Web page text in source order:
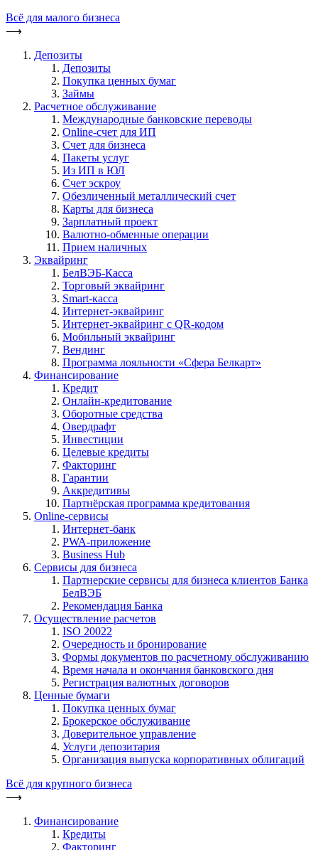
Всё для малого бизнеса
⟶
Депозиты
Депозиты
Покупка ценных бумаг
Займы
Расчетное обслуживание
Международные банковские переводы
Online-счет для ИП
Счет для бизнеса
Пакеты услуг
Из ИП в ЮЛ
Счет эскроу
Обезличенный металлический счет
Карты для бизнеса
Зарплатный проект
Валютно-обменные операции
Прием наличных
Эквайринг
БелВЭБ-Касса
Торговый эквайринг
Smart-касса
Интернет-эквайринг
Интернет-эквайринг с QR-кодом
Мобильный эквайринг
Вендинг
Программа лояльности «Сфера Белкарт»
Финансирование
Кредит
Онлайн-кредитование
Оборотные средства
Овердрафт
Инвестиции
Целевые кредиты
Факторинг
Гарантии
Аккредитивы
Партнёрская программа кредитования
Online-сервисы
Интернет-банк
PWA-приложение
Business Hub
Сервисы для бизнеса
Партнерские сервисы для бизнеса клиентов Банка
БелВЭБ
Рекомендация Банка
Осуществление расчетов
ISO 20022
Очередность и бронирование
Формы документов по расчетному обслуживанию
Время начала и окончания банковского дня
Регистрация валютных договоров
Ценные бумаги
Покупка ценных бумаг
Брокерское обслуживание
Доверительное управление
Услуги депозитария
Организация выпуска корпоративных облигаций
Всё для крупного бизнеса
⟶
Финансирование
Кредиты
Факторинг